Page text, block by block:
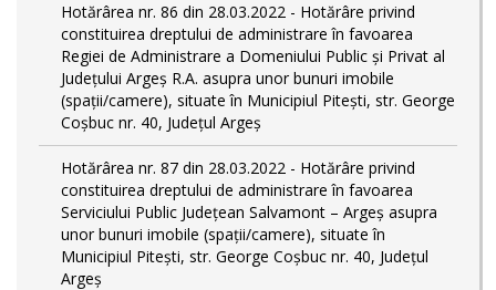
Hotărârea nr. 86 din 28.03.2022 - Hotărâre privind
constituirea dreptului de administrare în favoarea
Regiei de Administrare a Domeniului Public și Privat al
Județului Argeș R.A. asupra unor bunuri imobile
(spații/camere), situate în Municipiul Pitești, str. George
Coșbuc nr. 40, Județul Argeș
Hotărârea nr. 87 din 28.03.2022 - Hotărâre privind
constituirea dreptului de administrare în favoarea
Serviciului Public Județean Salvamont – Argeș asupra
unor bunuri imobile (spații/camere), situate în
Municipiul Pitești, str. George Coșbuc nr. 40, Județul
Argeș